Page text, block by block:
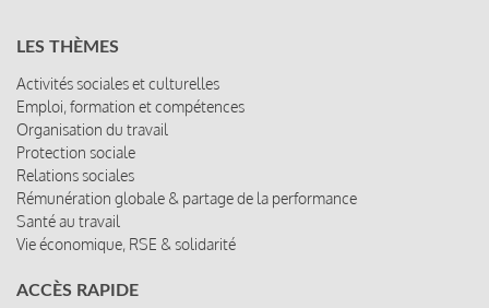
LES THÈMES
Activités sociales et culturelles
Emploi, formation et compétences
Organisation du travail
Protection sociale
Relations sociales
Rémunération globale & partage de la performance
Santé au travail
Vie économique, RSE & solidarité
ACCÈS RAPIDE